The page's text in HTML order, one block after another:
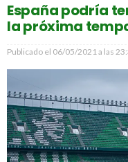
España podría
la próxima
Publicado el 06/05/2021 a las